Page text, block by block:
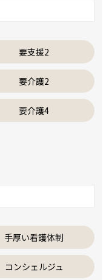
要支援2
要介護2
要介護4
手厚い看護体制
コンシェルジュ